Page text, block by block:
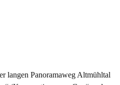
langen Panoramaweg Altmühltal